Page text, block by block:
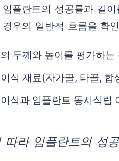
플란트의 성공률과 길
우의 일반적 흐름을 확
두께와 높이를 평가하
식 재료(자가골, 타골,
식과 임플란트 동시식립
따라 임플란트의 성